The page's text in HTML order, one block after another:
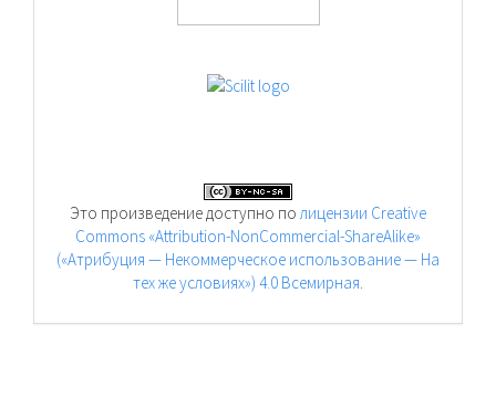
Это произведение доступно полицензии Creative
Commons «Attribution-NonCommercial-ShareAlike»
(«Атрибуция — Некоммерческое использование — На
тех же условиях») 4.0 Всемирная.